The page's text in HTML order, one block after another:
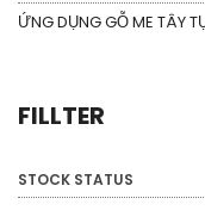
ỨNG DỤNG GỖ ME TÂY
FILLTER
STOCK STATUS